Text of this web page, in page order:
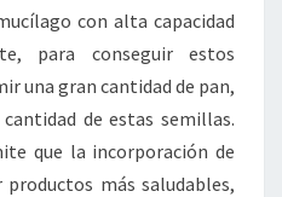
con alta capacidad
para conseguir estos
una gran cantidad de pan,
de estas semillas.
que la incorporación de
más saludables,